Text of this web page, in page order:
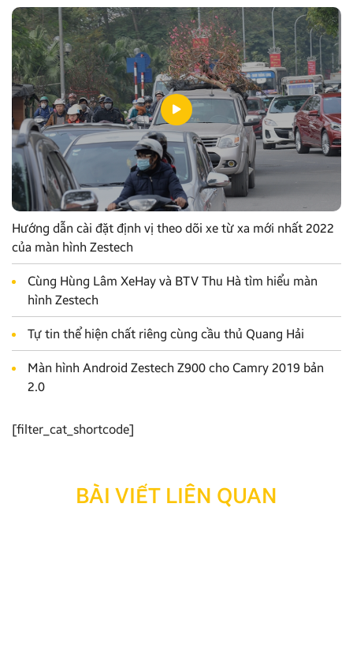
Hướng dẫn cài đặt định vị theo dõi xe từ xa mới nhất 2022
của màn hình Zestech
Cùng Hùng Lâm XeHay và BTV Thu Hà tìm hiểu màn
hình Zestech
Tự tin thể hiện chất riêng cùng cầu thủ Quang Hải
Màn hình Android Zestech Z900 cho Camry 2019 bản
2.0
[filter_cat_shortcode]
BÀI VIẾT LIÊN QUAN